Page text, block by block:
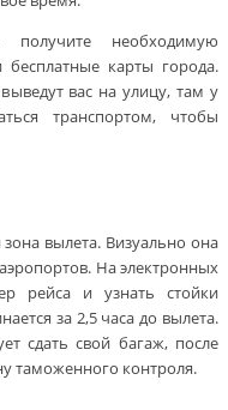
необходимую
карты города.
вас на улицу, там у
транспортом, чтобы
вылета. Визуально она
На электронных
рейса и узнать стойки
за 2,5 часа до вылета.
сдать свой багаж, после
таможенного контроля.